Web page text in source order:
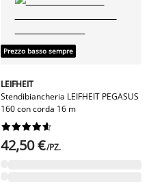
Prezzo basso sempre
LEIFHEIT
Stendibiancheria LEIFHEIT PEGASUS
160 con corda 16 m






42,50 €/PZ.